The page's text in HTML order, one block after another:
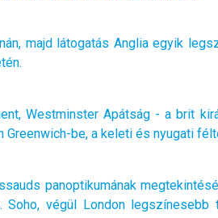
majd látogatás Anglia egyik
Westminster Apátság - a brit
Greenwich-be, a keleti és nyugati
panoptikumának
végül London